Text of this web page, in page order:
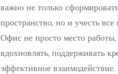
важно не только
пространство, но и учесть
Офис не просто место работы,
вдохновлять, поддерживать
эффективное